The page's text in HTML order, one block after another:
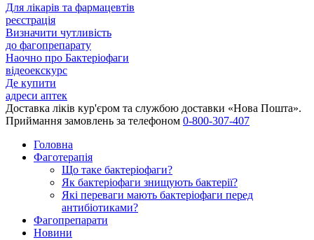
Для лікарів та фармацевтів
реєстрація
Визначити чутливість
до фагопрепарату
Наочно про Бактеріофаги
відеоекскурс
Де купити
адреси аптек
Доставка ліків кур'єром та службою доставки «Нова Пошта».
Приймання замовлень за телефоном 0-800-307-407
Головна
Фаготерапія
Що таке бактеріофаги?
Як бактеріофаги знищують бактерії?
Які переваги мають бактеріофаги перед
антибіотиками?
Фагопрепарати
Новини